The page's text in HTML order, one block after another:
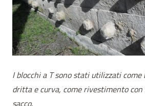
I blocchi a T sono stati utilizzati come
dritta e curva, come rivestimento
sacco.